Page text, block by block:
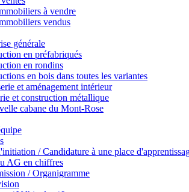
à vendre
vendus
générale
en préfabriqués
en rondins
en bois dans toutes les variantes
et aménagement intérieur
et construction métallique
cabane du Mont-Rose
/ Candidature à une place
AG en chiffres
/ Organigramme